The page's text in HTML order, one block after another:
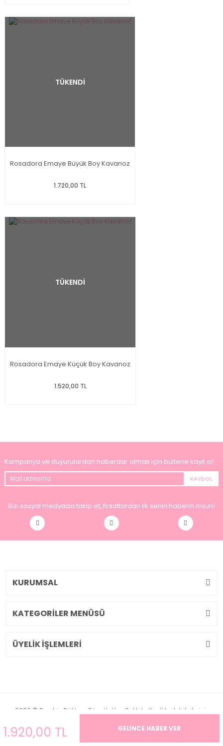
TÜKENDİ
Rosadora Emaye Büyük Boy Kavanoz
1.720,00 TL
TÜKENDİ
Rosadora Emaye Küçük Boy Kavanoz
1.520,00 TL
1.920,00 TL GELİNCE HABER VER
Kampanya ve duyurulardan haberdar olmak için bültene kayıt ol!
KAYDOL
Bizi sosyal medyada takip et, fırsatlardan ilk senin haberin olsun!
KURUMSAL
KATEGORİLER MENÜSÜ
ÜYELİK İŞLEMLERİ
2026 © Pembiş Dükkan. Tüm Hakları Saklıdır. Kredi kartı bilgileriniz